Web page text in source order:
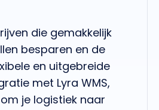
die gemakkelijk
besparen en de
en uitgebreide
met Lyra WMS,
je logistiek naar